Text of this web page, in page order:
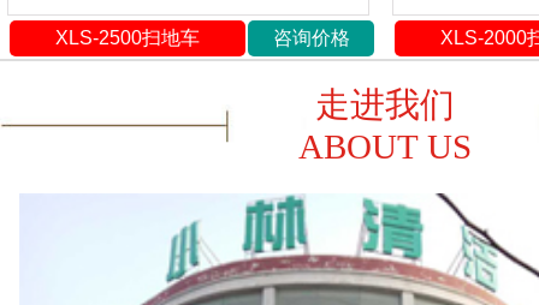
XLS-2500扫地车 咨询价格 XLS-2000
走进我们
ABOUT US